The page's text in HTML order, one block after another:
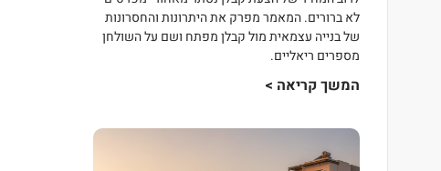
לא ברורים. המאמר מפרק את היתרונות והחסרונות
של בנייה עצמאית מול קבלן מפתח ושם על השולחן
מספרים ריאליים.
המשך קריאה >